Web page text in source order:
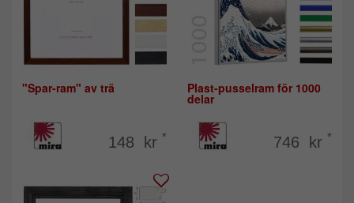
"Spar-ram" av trä
148 kr *
Plast-pusselram för 1000
delar
746 kr *